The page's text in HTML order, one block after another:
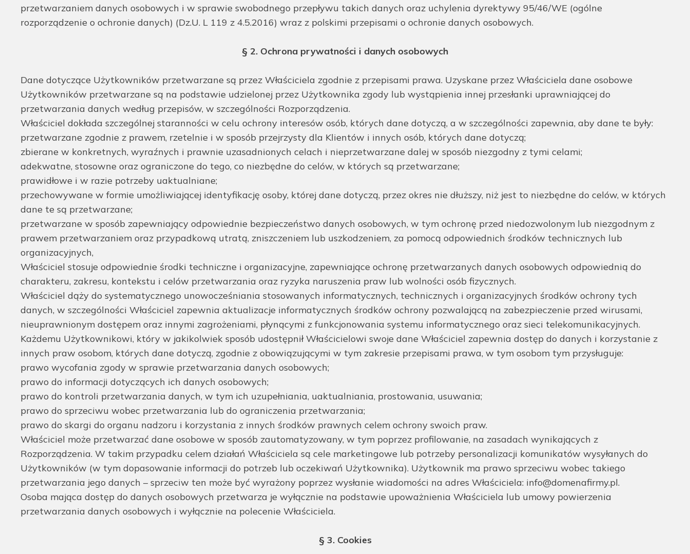
przetwarzaniem danych osobowych i w sprawie swobodnego przepływu takich danych oraz uchylenia dyrektywy 95/46/WE (ogólne
rozporządzenie o ochronie danych) (Dz.U. L 119 z 4.5.2016) wraz z polskimi przepisami o ochronie danych osobowych.
§ 2. Ochrona prywatności i danych osobowych
Dane dotyczące Użytkowników przetwarzane są przez Właściciela zgodnie z przepisami prawa. Uzyskane przez Właściciela dane osobowe
Użytkowników przetwarzane są na podstawie udzielonej przez Użytkownika zgody lub wystąpienia innej przesłanki uprawniającej do
przetwarzania danych według przepisów, w szczególności Rozporządzenia.
Właściciel dokłada szczególnej staranności w celu ochrony interesów osób, których dane dotyczą, a w szczególności zapewnia, aby dane te były:
przetwarzane zgodnie z prawem, rzetelnie i w sposób przejrzysty dla Klientów i innych osób, których dane dotyczą;
zbierane w konkretnych, wyraźnych i prawnie uzasadnionych celach i nieprzetwarzane dalej w sposób niezgodny z tymi celami;
adekwatne, stosowne oraz ograniczone do tego, co niezbędne do celów, w których są przetwarzane;
prawidłowe i w razie potrzeby uaktualniane;
przechowywane w formie umożliwiającej identyfikację osoby, której dane dotyczą, przez okres nie dłuższy, niż jest to niezbędne do celów, w których
dane te są przetwarzane;
przetwarzane w sposób zapewniający odpowiednie bezpieczeństwo danych osobowych, w tym ochronę przed niedozwolonym lub niezgodnym z
prawem przetwarzaniem oraz przypadkową utratą, zniszczeniem lub uszkodzeniem, za pomocą odpowiednich środków technicznych lub
organizacyjnych,
Właściciel stosuje odpowiednie środki techniczne i organizacyjne, zapewniające ochronę przetwarzanych danych osobowych odpowiednią do
charakteru, zakresu, kontekstu i celów przetwarzania oraz ryzyka naruszenia praw lub wolności osób fizycznych.
Właściciel dąży do systematycznego unowocześniania stosowanych informatycznych, technicznych i organizacyjnych środków ochrony tych
danych, w szczególności Właściciel zapewnia aktualizacje informatycznych środków ochrony pozwalającą na zabezpieczenie przed wirusami,
nieuprawnionym dostępem oraz innymi zagrożeniami, płynącymi z funkcjonowania systemu informatycznego oraz sieci telekomunikacyjnych.
Każdemu Użytkownikowi, który w jakikolwiek sposób udostępnił Właścicielowi swoje dane Właściciel zapewnia dostęp do danych i korzystanie z
innych praw osobom, których dane dotyczą, zgodnie z obowiązującymi w tym zakresie przepisami prawa, w tym osobom tym przysługuje:
prawo wycofania zgody w sprawie przetwarzania danych osobowych;
prawo do informacji dotyczących ich danych osobowych;
prawo do kontroli przetwarzania danych, w tym ich uzupełniania, uaktualniania, prostowania, usuwania;
prawo do sprzeciwu wobec przetwarzania lub do ograniczenia przetwarzania;
prawo do skargi do organu nadzoru i korzystania z innych środków prawnych celem ochrony swoich praw.
Właściciel może przetwarzać dane osobowe w sposób zautomatyzowany, w tym poprzez profilowanie, na zasadach wynikających z
Rozporządzenia. W takim przypadku celem działań Właściciela są cele marketingowe lub potrzeby personalizacji komunikatów wysyłanych do
Użytkowników (w tym dopasowanie informacji do potrzeb lub oczekiwań Użytkownika). Użytkownik ma prawo sprzeciwu wobec takiego
przetwarzania jego danych – sprzeciw ten może być wyrażony poprzez wysłanie wiadomości na adres Właściciela: info@domenafirmy.pl.
Osoba mająca dostęp do danych osobowych przetwarza je wyłącznie na podstawie upoważnienia Właściciela lub umowy powierzenia
przetwarzania danych osobowych i wyłącznie na polecenie Właściciela.
§ 3. Cookies